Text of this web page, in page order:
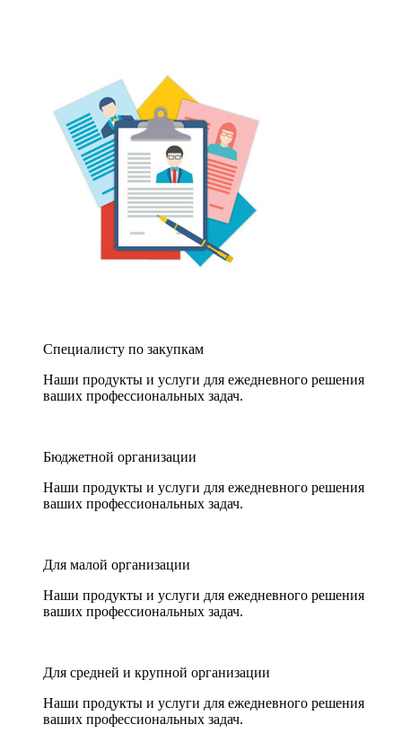
Специалисту по закупкам
Наши продукты и услуги для ежедневного решения
ваших профессиональных задач.
Бюджетной организации
Наши продукты и услуги для ежедневного решения
ваших профессиональных задач.
Для малой организации
Наши продукты и услуги для ежедневного решения
ваших профессиональных задач.
Для средней и крупной организации
Наши продукты и услуги для ежедневного решения
ваших профессиональных задач.